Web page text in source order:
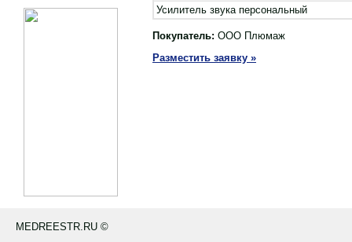
Усилитель звука персональный
Покупатель: ООО Плюмаж
Разместить заявку »
MEDREESTR.RU ©